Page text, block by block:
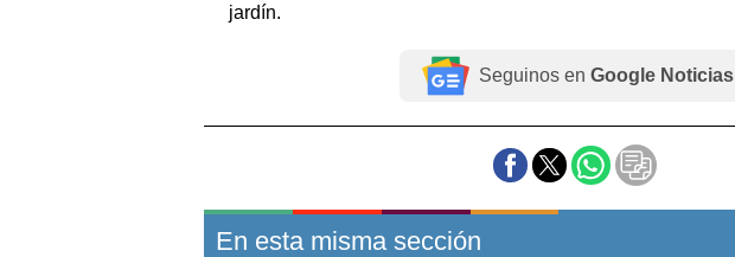
jardín.
Seguinos en Google Noticias
En esta misma sección